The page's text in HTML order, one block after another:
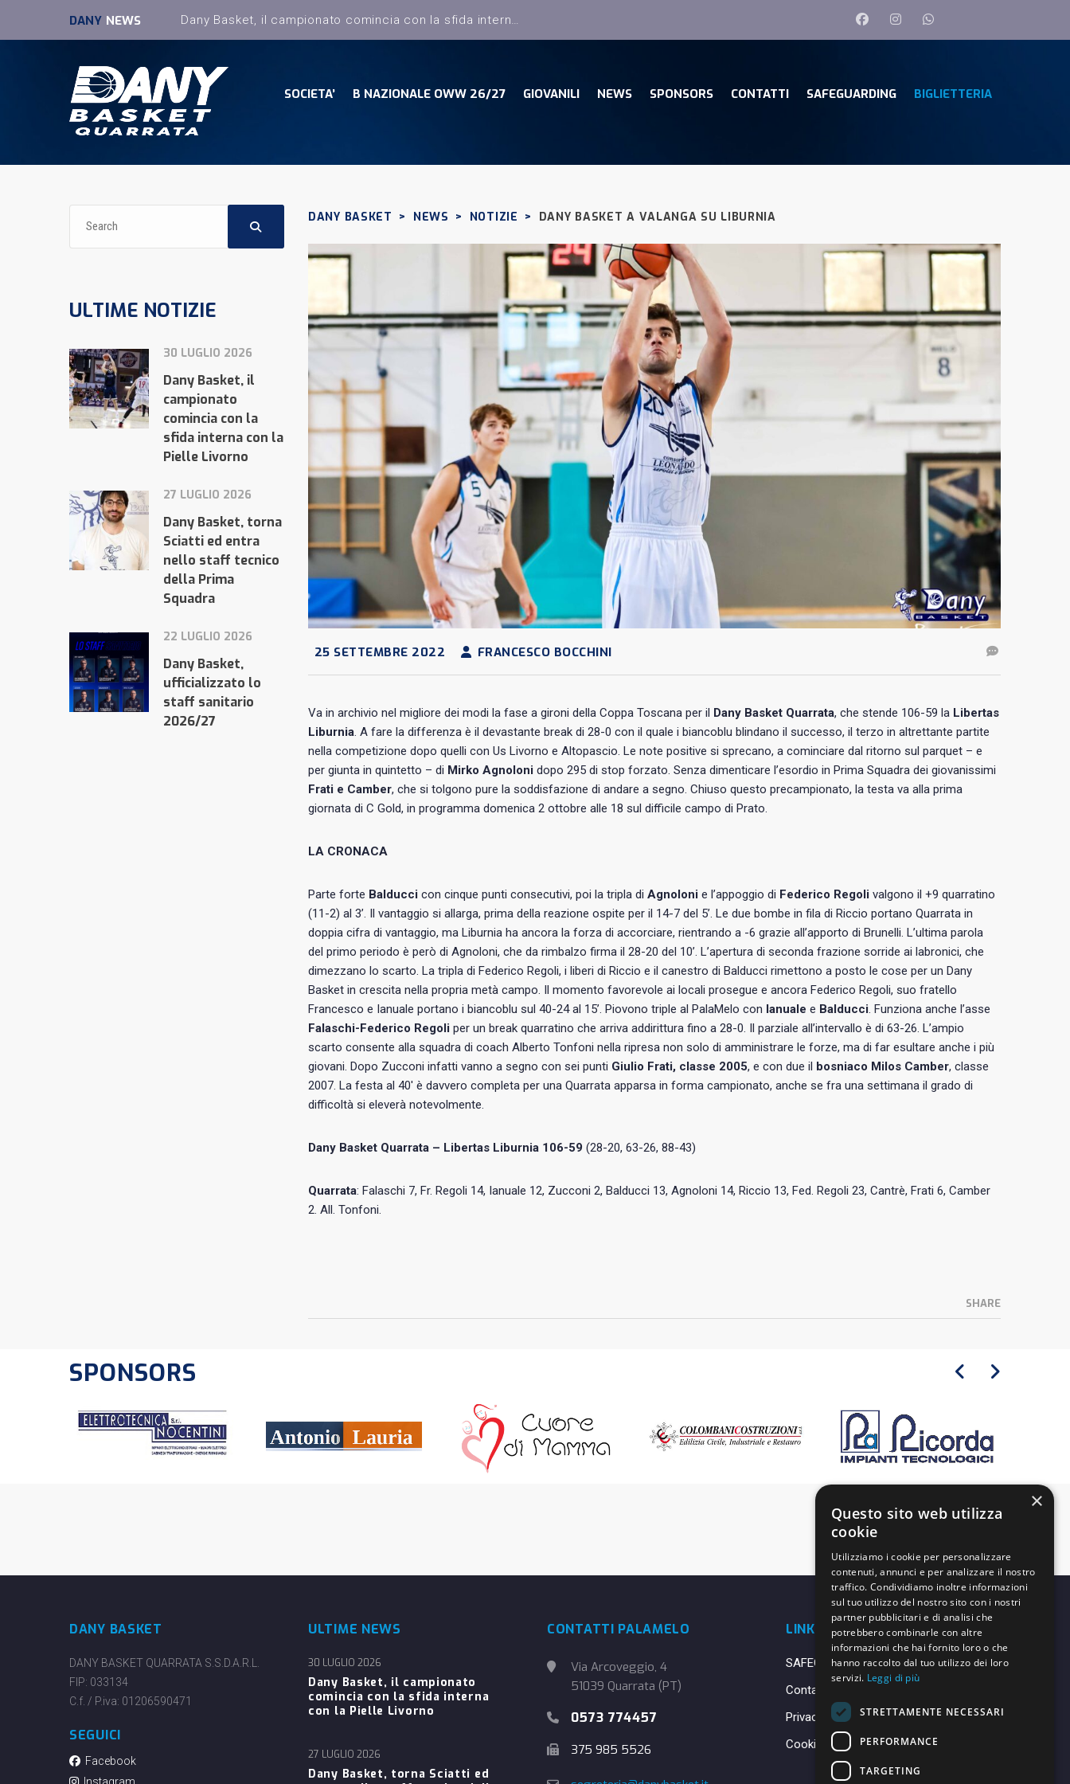
DANY NEWS
SOCIETA’ B NAZIONALE OWW 26/27 GIOVANILI NEWS SPONSORS CONTATTI SAFEGUARDING BIGLIETTERIA
DANY BASKET > NEWS > NOTIZIE > DANY BASKET A VALANGA SU LIBURNIA
25 SETTEMBRE 2022 FRANCESCO BOCCHINI
Va in archivio nel migliore dei modi la fase a gironi della Coppa Toscana per il Dany Basket Quarrata, che stende 106-59 la Libertas
Liburnia. A fare la differenza è il devastante break di 28-0 con il quale i biancoblu blindano il successo, il terzo in altrettante partite
nella competizione dopo quelli con Us Livorno e Altopascio. Le note positive si sprecano, a cominciare dal ritorno sul parquet – e
per giunta in quintetto – di Mirko Agnoloni dopo 295 di stop forzato. Senza dimenticare l’esordio in Prima Squadra dei giovanissimi
Frati e Camber, che si tolgono pure la soddisfazione di andare a segno. Chiuso questo precampionato, la testa va alla prima
giornata di C Gold, in programma domenica 2 ottobre alle 18 sul difficile campo di Prato.
LA CRONACA
Parte forte Balducci con cinque punti consecutivi, poi la tripla di Agnoloni e l’appoggio di Federico Regoli valgono il +9 quarratino
(11-2) al 3’. Il vantaggio si allarga, prima della reazione ospite per il 14-7 del 5’. Le due bombe in fila di Riccio portano Quarrata in
doppia cifra di vantaggio, ma Liburnia ha ancora la forza di accorciare, rientrando a -6 grazie all’apporto di Brunelli. L’ultima parola
del primo periodo è però di Agnoloni, che da rimbalzo firma il 28-20 del 10’. L’apertura di seconda frazione sorride ai labronici, che
dimezzano lo scarto. La tripla di Federico Regoli, i liberi di Riccio e il canestro di Balducci rimettono a posto le cose per un Dany
Basket in crescita nella propria metà campo. Il momento favorevole ai locali prosegue e ancora Federico Regoli, suo fratello
Francesco e Ianuale portano i biancoblu sul 40-24 al 15’. Piovono triple al PalaMelo con Ianuale e Balducci. Funziona anche l’asse
Falaschi-Federico Regoli per un break quarratino che arriva addirittura fino a 28-0. Il parziale all’intervallo è di 63-26. L’ampio
scarto consente alla squadra di coach Alberto Tonfoni nella ripresa non solo di amministrare le forze, ma di far esultare anche i più
giovani. Dopo Zucconi infatti vanno a segno con sei punti Giulio Frati, classe 2005, e con due il bosniaco Milos Camber, classe
2007. La festa al 40′ è davvero completa per una Quarrata apparsa in forma campionato, anche se fra una settimana il grado di
difficoltà si eleverà notevolmente.
Dany Basket Quarrata – Libertas Liburnia 106-59 (28-20, 63-26, 88-43)
Quarrata: Falaschi 7, Fr. Regoli 14, Ianuale 12, Zucconi 2, Balducci 13, Agnoloni 14, Riccio 13, Fed. Regoli 23, Cantrè, Frati 6, Camber
2. All. Tonfoni.
SHARE
ULTIME NOTIZIE
30 LUGLIO 2026
Dany Basket, il
campionato
comincia con la
sfida interna con la
Pielle Livorno
27 LUGLIO 2026
Dany Basket, torna
Sciatti ed entra
nello staff tecnico
della Prima
Squadra
22 LUGLIO 2026
Dany Basket,
ufficializzato lo
staff sanitario
2026/27
SPONSORS
DANY BASKET
DANY BASKET QUARRATA S.S.D.A.R.L.
FIP: 033134
C.f. / P.iva: 01206590471
SEGUICI
Facebook
ULTIME NEWS
Dany Basket, il campionato
comincia con la sfida interna
con la Pielle Livorno
30 LUGLIO 2026
Dany Basket, torna Sciatti ed
27 LUGLIO 2026
CONTATTI PALAMELO
Via Arcoveggio, 4
51039 Quarrata (PT)
0573 774457
375 985 5526
LINK UTILI
SAFEGUARDING
Contatti
Privacy Policy
Cookie Policy
×
Questo sito web utilizza
cookie
Utilizziamo i cookie per personalizzare
contenuti, annunci e per analizzare il nostro
traffico. Condividiamo inoltre informazioni
sul tuo utilizzo del nostro sito con i nostri
partner pubblicitari e di analisi che
potrebbero combinarle con altre
informazioni che hai fornito loro o che
hanno raccolto dal tuo utilizzo dei loro
servizi. Leggi di più
STRETTAMENTE NECESSARI
PERFORMANCE
TARGETING